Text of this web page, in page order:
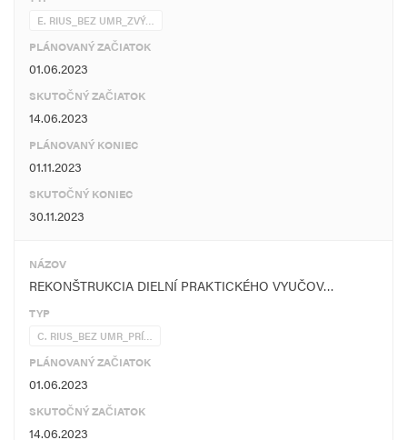
E. RIUS_BEZ UMR_ZVÝ…
PLÁNOVANÝ ZAČIATOK
01.06.2023
SKUTOČNÝ ZAČIATOK
14.06.2023
PLÁNOVANÝ KONIEC
01.11.2023
SKUTOČNÝ KONIEC
30.11.2023
NÁZOV
REKONŠTRUKCIA DIELNÍ PRAKTICKÉHO VYUČOV…
TYP
C. RIUS_BEZ UMR_PRÍ…
PLÁNOVANÝ ZAČIATOK
01.06.2023
SKUTOČNÝ ZAČIATOK
14.06.2023